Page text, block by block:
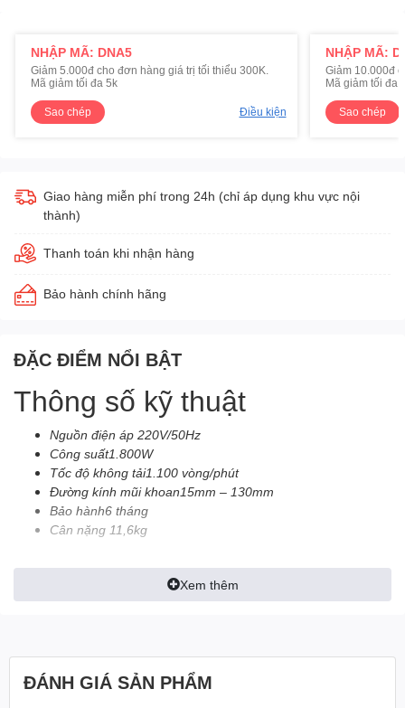
NHẬP MÃ: DNA5
Giảm 5.000đ cho đơn hàng giá trị tối thiểu 300K.
Mã giảm tối đa 5k
Sao chép Điều kiện
NHẬP MÃ:
Giảm 10.000đ
Mã giảm tối đa
Sao chép
Giao hàng miễn phí trong 24h (chỉ áp dụng khu vực nội
thành)
Thanh toán khi nhận hàng
Bảo hành chính hãng
ĐẶC ĐIỂM NỔI BẬT
Thông số kỹ thuật
Nguồn điện áp 220V/50Hz
Công suất1.800W
Tốc độ không tải1.100 vòng/phút
Đường kính mũi khoan15mm – 130mm
Bảo hành6 tháng
Cân nặng 11,6kg
Xem thêm
ĐÁNH GIÁ SẢN PHẨM